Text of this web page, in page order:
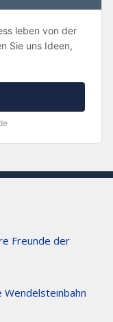
leben von der
Sie uns Ideen,
Freunde der